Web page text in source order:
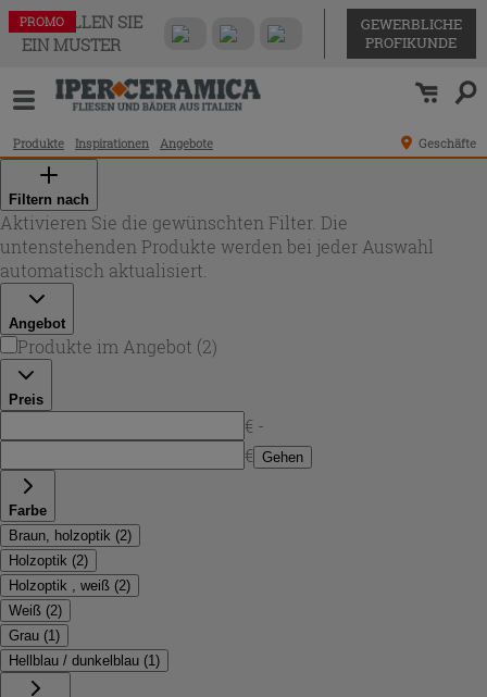
BESTELLEN SIE
EIN MUSTER
GEWERBLICHE
PROFIKUNDE
Produkte Inspirationen Angebote Geschäfte
Filtern nach
Aktivieren Sie die gewünschten Filter. Die
untenstehenden Produkte werden bei jeder Auswahl
automatisch aktualisiert.
Angebot
Produkte im Angebot (2)
Preis
€ -
€ Gehen
Farbe
Braun, holzoptik (2)
Holzoptik (2)
Holzoptik , weiß (2)
Weiß (2)
Grau (1)
Hellblau / dunkelblau (1)
PROMO
PROMO